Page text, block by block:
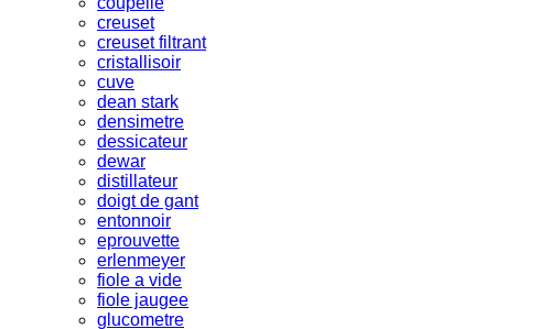
creuset
creuset filtrant
cristallisoir
cuve
dean stark
densimetre
dessicateur
dewar
distillateur
doigt de gant
entonnoir
eprouvette
erlenmeyer
fiole a vide
fiole jaugee
glucometre